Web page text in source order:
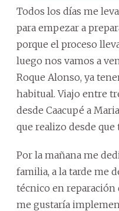
Todos los días me
para empezar a
porque el proceso
luego nos vamos a
Roque Alonso, ya
habitual. Viajo entre
desde Caacupé a
que realizo desde
Por la mañana me
familia, a la tarde me
técnico en reparación
me gustaría